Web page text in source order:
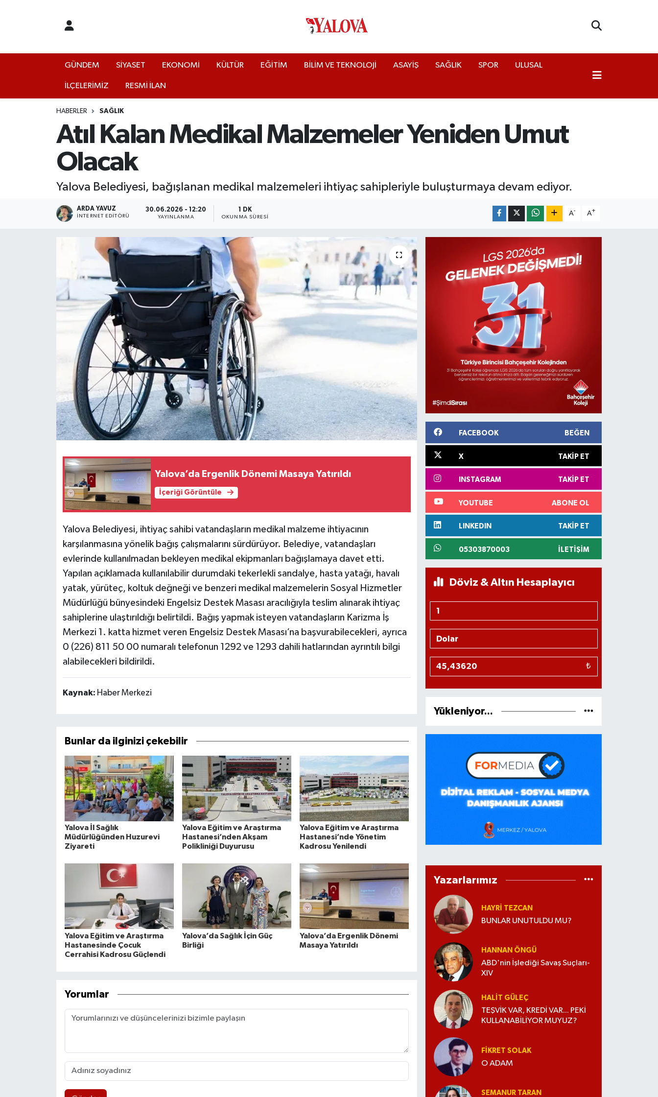
GÜNDEM SİYASET EKONOMİ KÜLTÜR EĞİTİM BİLİM VE TEKNOLOJİ ASAYİŞ SAĞLIK SPOR ULUSAL
İLÇELERİMİZ RESMİ İLAN
HABERLER SAĞLIK
Atıl Kalan Medikal Malzemeler Yeniden Umut
Olacak
Yalova Belediyesi, bağışlanan medikal malzemeleri ihtiyaç sahipleriyle buluşturmaya devam ediyor.
ARDA YAVUZ
İNTERNET EDITÖRÜ
30.06.2026 - 12:20
YAYINLANMA
1 DK
OKUNMA SÜRESI
A- A+
Yalova’da Ergenlik Dönemi Masaya Yatırıldı
İçeriği Görüntüle
Yalova Belediyesi, ihtiyaç sahibi vatandaşların medikal malzeme ihtiyacının
karşılanmasına yönelik bağış çalışmalarını sürdürüyor. Belediye, vatandaşları
evlerinde kullanılmadan bekleyen medikal ekipmanları bağışlamaya davet etti.
Yapılan açıklamada kullanılabilir durumdaki tekerlekli sandalye, hasta yatağı, havalı
yatak, yürüteç, koltuk değneği ve benzeri medikal malzemelerin Sosyal Hizmetler
Müdürlüğü bünyesindeki Engelsiz Destek Masası aracılığıyla teslim alınarak ihtiyaç
sahiplerine ulaştırıldığı belirtildi. Bağış yapmak isteyen vatandaşların Karizma İş
Merkezi 1. katta hizmet veren Engelsiz Destek Masası’na başvurabilecekleri, ayrıca
0 (226) 811 50 00 numaralı telefonun 1292 ve 1293 dahili hatlarından ayrıntılı bilgi
alabilecekleri bildirildi.
Kaynak: Haber Merkezi
Bunlar da ilginizi çekebilir
Yalova İl Sağlık
Müdürlüğünden Huzurevi
Ziyareti
Yalova Eğitim ve Araştırma
Hastanesi’nden Akşam
Polikliniği Duyurusu
Yalova Eğitim ve Araştırma
Hastanesi’nde Yönetim
Kadrosu Yenilendi
Yalova Eğitim ve Araştırma
Hastanesinde Çocuk
Cerrahisi Kadrosu Güçlendi
Yalova’da Sağlık İçin Güç
Birliği
Yalova’da Ergenlik Dönemi
Masaya Yatırıldı
Yorumlar
FACEBOOK BEĞEN
X TAKIP ET
INSTAGRAM TAKIP ET
YOUTUBE ABONE OL
LINKEDIN TAKIP ET
05303870003 İLETIŞIM
Döviz & Altın Hesaplayıcı
₺
Yükleniyor...
Yazarlarımız
HAYRI TEZCAN
BUNLAR UNUTULDU MU?
HANNAN ÖNGÜ
ABD'nin İşlediği Savaş Suçları-
XIV
HALIT GÜLEÇ
TEŞVİK VAR, KREDİ VAR... PEKİ
KULLANABİLİYOR MUYUZ?
FIKRET SOLAK
O ADAM
SEMANUR TARAN
EKONOMİ
KÜLTÜR
BİLİM VE TEKNOLOJİ
SAĞLIK
RESMİ İLAN
Yalova Hava Durumu
Yalova Namaz Vakitleri
Yalova Trafik Yoğunluk Haritası
Puan Durumu ve Fikstür
Tüm Manşetler
Son Dakika Haberleri
Haber Arşivi